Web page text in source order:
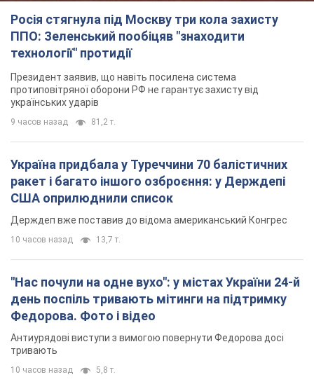
Росія стягнула під Москву три кола захисту
ППО: Зеленський пообіцяв "знаходити
технології" протидії
Президент заявив, що навіть посилена система
протиповітряної оборони РФ не гарантує захисту від
українських ударів
9 часов назад 81,2 т.
Україна придбала у Туреччини 70 балістичних
ракет і багато іншого озброєння: у Держдепі
США оприлюднили список
Держдеп вже поставив до відома американський Конгрес
10 часов назад 13,7 т.
"Нас почули на одне вухо": у містах України 24-й
день поспіль тривають мітинги на підтримку
Федорова. Фото і відео
Антиурядові виступи з вимогою повернути Федорова досі
тривають
10 часов назад 5,8 т.